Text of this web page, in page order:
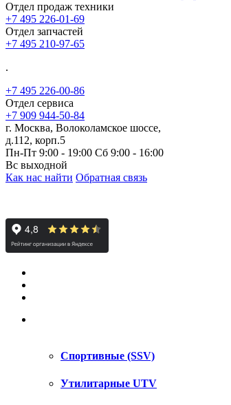
Отдел продаж техники
+7 495 226-01-69
Отдел запчастей
+7 495 210-97-65
.
+7 495 226-00-86
Отдел сервиса
+7 909 944-50-84
г. Москва, Волоколамское шоссе,
д.112, корп.5
Пн-Пт 9:00 - 19:00 Сб 9:00 - 16:00
Вс выходной
Как нас найти Обратная связь
Спортивные (SSV)
Утилитарные UTV